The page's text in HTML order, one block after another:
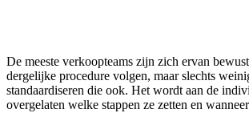
De meeste verkoopteams zijn zich ervan
dergelijke procedure volgen, maar slechts
standaardiseren die ook. Het wordt aan de
overgelaten welke stappen ze zetten en